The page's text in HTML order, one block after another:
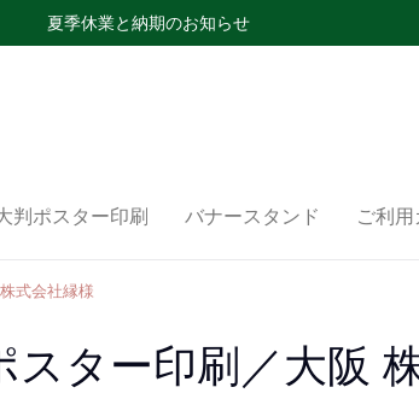
夏季休業と納期のお知らせ
判ポスター印刷 バナースタンド ご利
式会社縁様
ター印刷／大阪